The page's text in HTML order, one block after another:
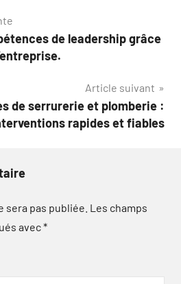
de leadership grâce
Article suivant
de serrurerie et plomberie :
rapides et fiables
sera pas publiée. Les champs
avec*